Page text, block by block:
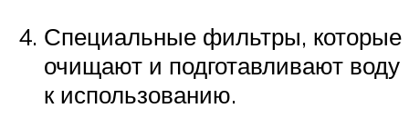
Специальные фильтры, которые
очищают и подготавливают воду
к использованию.